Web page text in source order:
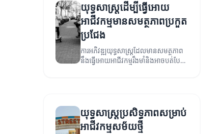
យុទ្ធសាស្ត្រដើម្បីធ្វើអោយ
អាជីវកម្មមានសមត្ថភាពប្រកួត
ប្រជែង
ការអភិវឌ្ឍយុទ្ធសាស្ត្រដែលមានសមត្ថភាព
នឹងធ្វើអោយអាជីវកម្មរឹងមាំនិងអាចបត់បែន
យុទ្ធសាស្ត្រប្រសិទ្ធភាពសម្រាប់
អាជីវកម្មសម័យថ្មី